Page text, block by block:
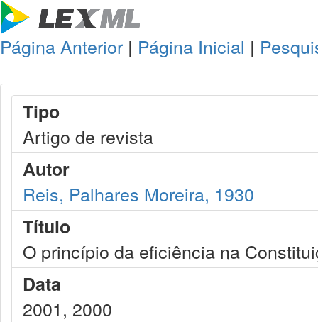
Página Anterior | Página Inicial |
Tipo
Artigo de revista
Autor
Reis, Palhares Moreira, 1930
Título
O princípio da eficiência na
Data
2001, 2000